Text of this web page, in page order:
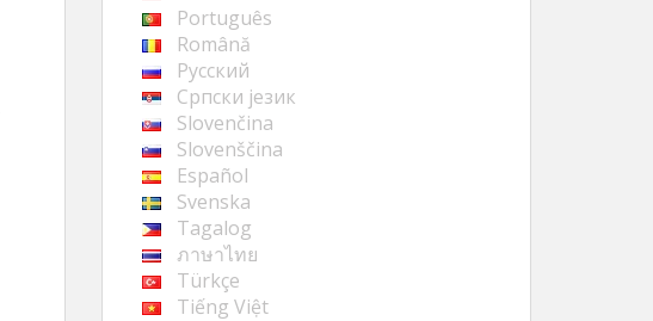
Português
Română
Русский
Cрпски језик
Slovenčina
Slovenščina
Español
Svenska
Tagalog
ภาษาไทย
Türkçe
Tiếng Việt